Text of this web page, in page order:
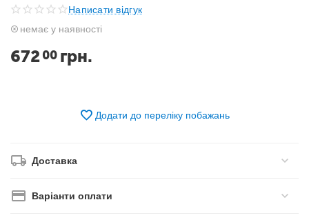
Написати відгук
немає у наявності
67200 грн.
Додати до переліку побажань
Доставка
Варіанти оплати